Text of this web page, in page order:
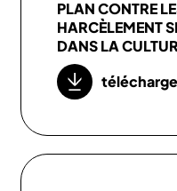
PLAN CONTRE
HARCÈLEMENT
DANS LA